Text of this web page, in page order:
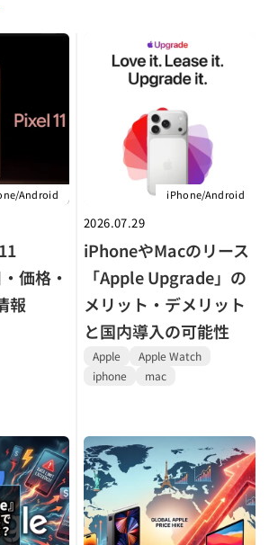
Android
価格・
報
iPhone/Android
2026.07.29
iPhoneやMacのリース
「Apple Upgrade」の
メリット・デメリット
と国内導入の可能性
Apple
Apple Watch
iphone
mac